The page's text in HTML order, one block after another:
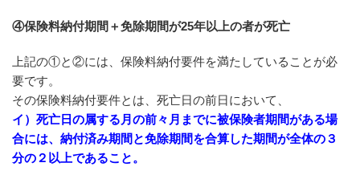
④保険料納付期間＋免除期間が25年以上の者が死亡
上記の①と②には、保険料納付要件を満たしていることが必
要です。
その保険料納付要件とは、死亡日の前日において、
イ）死亡日の属する月の前々月までに被保険者期間がある場
合には、納付済み期間と免除期間を合算した期間が全体の３
分の２以上であること。